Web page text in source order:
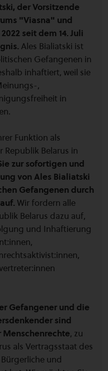
der Vorsitzende
"Viasna" und
seit dem 14. Juli
Ales Bialiatski ist
Gefangenen in
inhaftiert, weil sie
,
in
Funktion als
Belarus in
zur sofortigen und
von Ales Bialiatski
Gefangenen durch
Wir fordern alle
Belarus dazu auf,
und Inhaftierung
Gefangener und die
sind
Menschenrechte, zu
als Vertragsstaat des
und